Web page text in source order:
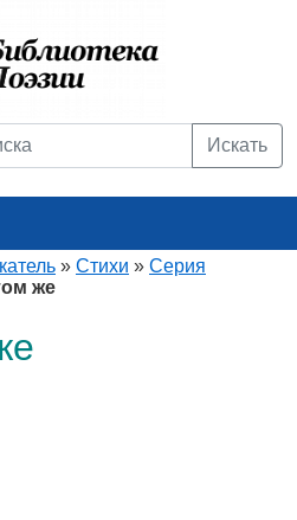
Искать
» Стихи » Серия
же